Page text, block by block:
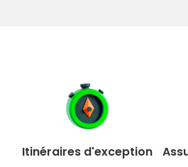
Itinéraires d'exception